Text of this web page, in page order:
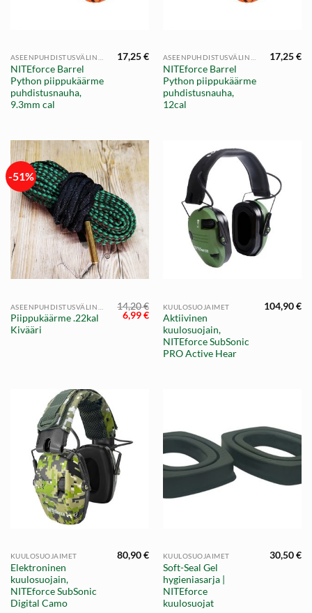
NITEforce Barrel
Python piippukäärme
puhdistusnauha,
9.3mm cal
17,25€
NITEforce Barrel
Python piippukäärme
puhdistusnauha,
12cal
17,25€
-51%
Piippukäärme .22kal
Kivääri
14,20€
Alkuperäinen
hinta
6,99€Nykyinen
hinta
6,99 €.
KUULOSUOJAIMET
Aktiivinen
kuulosuojain,
NITEforce SubSonic
PRO Active Hear
104,90€
KUULOSUOJAIMET
Elektroninen
kuulosuojain,
NITEforce SubSonic
Digital Camo
80,90€ KUULOSUOJAIMET
Soft-Seal Gel
hygieniasarja |
NITEforce
kuulosuojat
30,50€